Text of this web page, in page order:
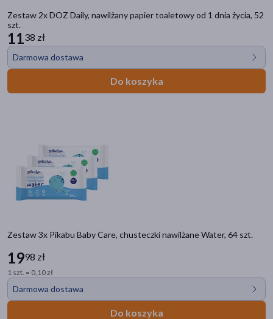
Zestaw 2x DOZ Daily, nawilżany papier toaletowy od 1 dnia życia, 52
szt.
1138 zł
Darmowa dostawa
Do koszyka
Zestaw 3x Pikabu Baby Care, chusteczki nawilżane Water, 64 szt.
1998 zł
1 szt. = 0,10 zł
Darmowa dostawa
Do koszyka